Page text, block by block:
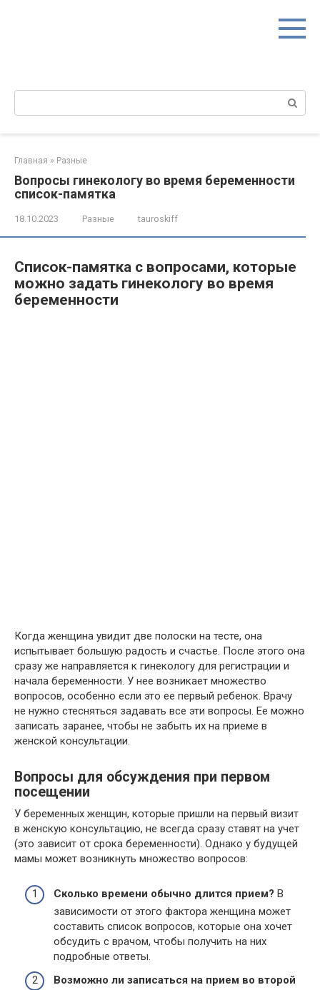
Поиск:
Главная » Разные
Вопросы гинекологу во время беременности
список-памятка
18.10.2023 Разные tauroskiff
Список-памятка с вопросами, которые
можно задать гинекологу во время
беременности
Когда женщина увидит две полоски на тесте, она
испытывает большую радость и счастье. После этого она
сразу же направляется к гинекологу для регистрации и
начала беременности. У нее возникает множество
вопросов, особенно если это ее первый ребенок. Врачу
не нужно стесняться задавать все эти вопросы. Ее можно
записать заранее, чтобы не забыть их на приеме в
женской консультации.
Вопросы для обсуждения при первом
посещении
У беременных женщин, которые пришли на первый визит
в женскую консультацию, не всегда сразу ставят на учет
(это зависит от срока беременности). Однако у будущей
мамы может возникнуть множество вопросов:
Сколько времени обычно длится прием? В
зависимости от этого фактора женщина может
составить список вопросов, которые она хочет
обсудить с врачом, чтобы получить на них
подробные ответы.
Возможно ли записаться на прием во второй